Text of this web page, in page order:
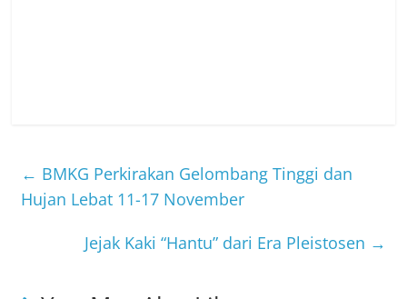
← BMKG Perkirakan Gelombang Tinggi dan
Hujan Lebat 11-17 November
Jejak Kaki “Hantu” dari Era Pleistosen →